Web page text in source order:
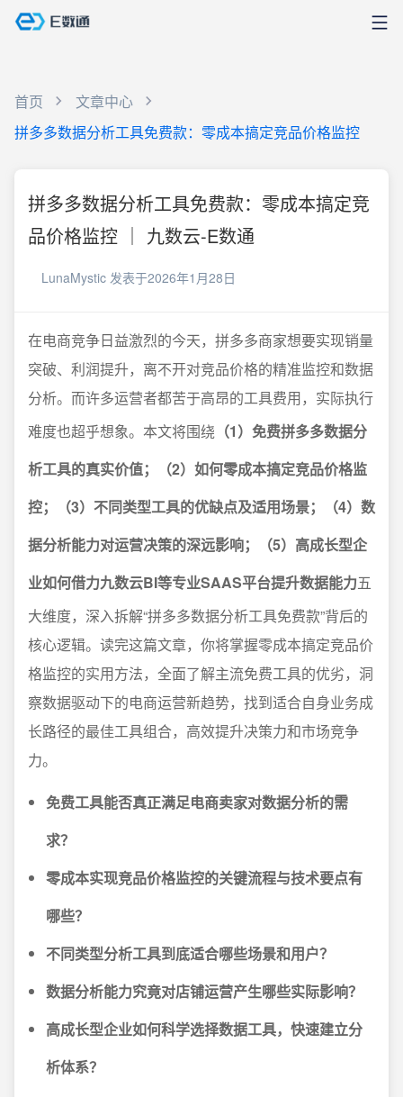
首页
文章中心
拼多多数据分析工具免费款：零成本搞定竞品价格监控
拼多多数据分析工具免费款：零成本搞定竞
品价格监控 ｜ 九数云-E数通
LunaMystic 发表于2026年1月28日
在电商竞争日益激烈的今天，拼多多商家想要实现销量
突破、利润提升，离不开对竞品价格的精准监控和数据
分析。而许多运营者都苦于高昂的工具费用，实际执行
难度也超乎想象。本文将围绕 （1）免费拼多多数据分
析工具的真实价值；（2）如何零成本搞定竞品价格监
控；（3）不同类型工具的优缺点及适用场景；（4）数
据分析能力对运营决策的深远影响；（5）高成长型企
业如何借力九数云BI等专业SAAS平台提升数据能力五
大维度，深入拆解“拼多多数据分析工具免费款”背后的
核心逻辑。读完这篇文章，你将掌握零成本搞定竞品价
格监控的实用方法，全面了解主流免费工具的优劣，洞
察数据驱动下的电商运营新趋势，找到适合自身业务成
长路径的最佳工具组合，高效提升决策力和市场竞争
力。
免费工具能否真正满足电商卖家对数据分析的需
求？
零成本实现竞品价格监控的关键流程与技术要点有
哪些？
不同类型分析工具到底适合哪些场景和用户？
数据分析能力究竟对店铺运营产生哪些实际影响？
高成长型企业如何科学选择数据工具，快速建立分
析体系？